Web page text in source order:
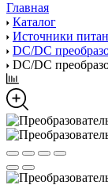
Главная
Каталог
Источники
DC/DC
DC/DC